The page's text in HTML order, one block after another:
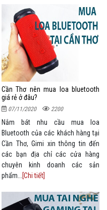
Cần Thơ nên mua loa bluetooth
giá rẻ ở đâu?
07/11/2020 2200
Nắm bát nhu cầu mua loa
Bluetooth của các khách hàng tại
Cần Thơ, Gimi xin thông tin đến
các bạn địa chỉ các cửa hàng
chuyên kinh doanh các sản
phẩm...
[Chi tiết]